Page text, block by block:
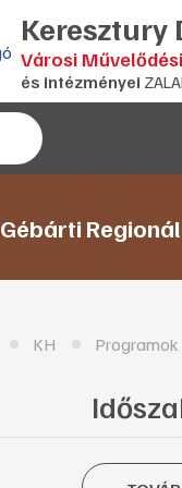
Keresztury
Városi
és intézményei
Gébárti
KH Programok